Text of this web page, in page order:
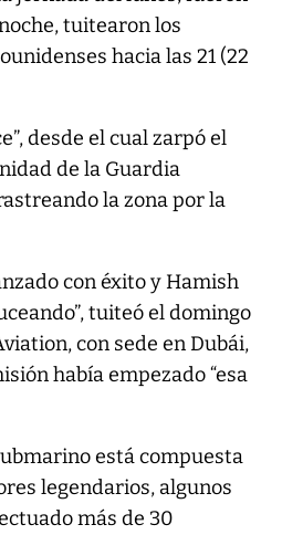
tuitearon los
hacia las 21 (22
desde el cual zarpó el
de la Guardia
la zona por la
con éxito y Hamish
tuiteó el domingo
con sede en Dubái,
había empezado “esa
está compuesta
legendarios, algunos
más de 30